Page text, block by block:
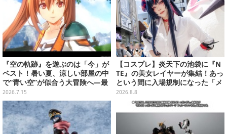
『空の軌跡』を遊ぶのは「今」が
ベスト！暑い夏、涼しい部屋の中
で“青い空”が似合う大冒険へ―最
安値でセール中の『the 1st』か
ら新作『空の軌跡 the 2nd』まで
駆け抜けよう
2026.7.15
【コスプレ】炎天下の池袋に『N
TE』の美女レイヤーが集結！あっ
という間に入場規制になった「メ
ェメェ村の大冒険」をレポート
【写真28枚】
2026.8.8